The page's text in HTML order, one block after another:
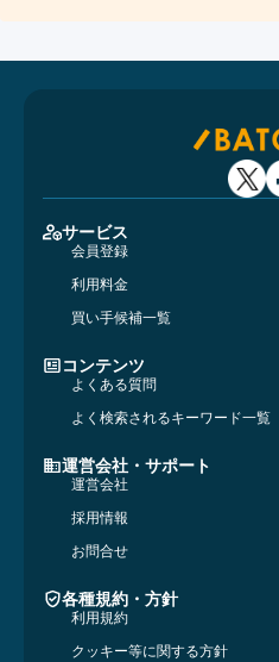
サービス
会員登録
利用料金
買い手候補一覧
コンテンツ
よくある質問
よく検索されるキーワード一覧
運営会社・サポート
運営会社
採用情報
お問合せ
各種規約・方針
利用規約
クッキー等に関する方針